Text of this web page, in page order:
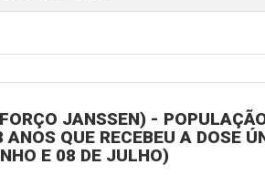
JANSSEN) -
QUE RECEBEU A DOSE
E 08 DE JULHO)